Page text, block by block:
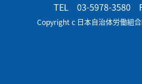
TEL 03-5978-3580
Copyright c 日本自治体労働組